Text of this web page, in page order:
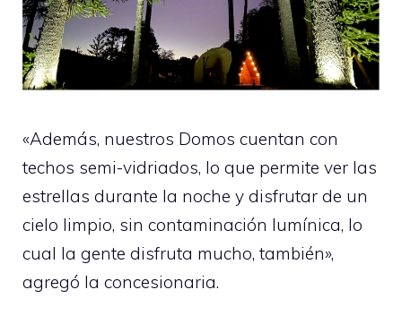
«Además, nuestros Domos cuentan con
techos semi-vidriados, lo que permite ver las
estrellas durante la noche y disfrutar de un
cielo limpio, sin contaminación lumínica, lo
cual la gente disfruta mucho, también»,
agregó la concesionaria.